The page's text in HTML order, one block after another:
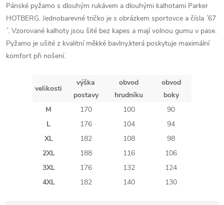
Pánské pyžamo s dlouhým rukávem a dlouhými kalhotami Parker
HOTBERG. Jednobarevné tričko je s obrázkem sportovce a čísla ´67
´. Vzorované kalhoty jsou šité bez kapes a mají volnou gumu v pase.
Pyžamo je ušité z kvalitní měkké bavlny,která poskytuje maximální
komfort při nošení.
velikosti
výška
postavy
obvod
hrudníku
obvod
boky
M
170 100
90
L
176 104
94
XL
182 108
98
2XL
188 116
106
3XL
176 132
124
4XL
182 140 130